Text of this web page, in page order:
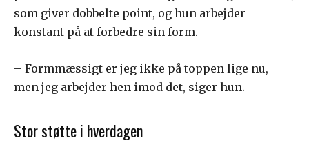
som giver dobbelte point, og hun arbejder
konstant på at forbedre sin form.
– Formmæssigt er jeg ikke på toppen lige nu,
men jeg arbejder hen imod det, siger hun.
Stor støtte i hverdagen